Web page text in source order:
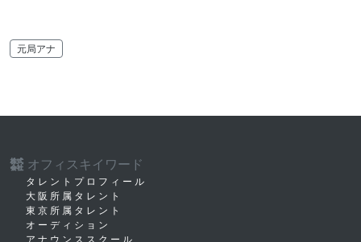
元局アナ
株式
会社 オフィスキイワード
タレントプロフィール
大阪所属タレント
東京所属タレント
オーディション
アナウンススクール